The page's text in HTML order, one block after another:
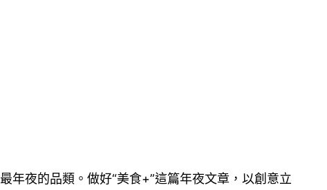
年夜的品類。做好“美食+”這篇年夜文章，以創意立